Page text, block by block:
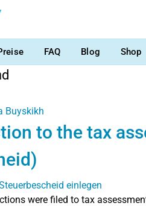
FAQ Blog Shop
Buyskikh
to the tax
were filed to tax